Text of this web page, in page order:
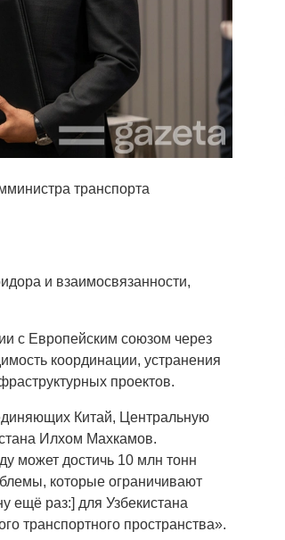
транспорта
и взаимосвязанности,
с Европейским союзом через
координации, устранения
проектов.
Китай, Центральную
Илхом Махкамов.
может достичь 10 млн тонн
которые ограничивают
ещё раз:] для Узбекистана
транспортного пространства».